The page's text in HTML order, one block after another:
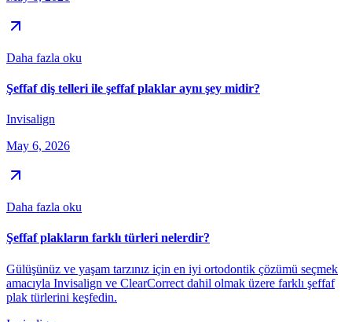
Daha fazla oku
Şeffaf diş telleri ile şeffaf plaklar aynı şey midir?
Invisalign
May 6, 2026
Daha fazla oku
Şeffaf plakların farklı türleri nelerdir?
Gülüşünüz ve yaşam tarzınız için en iyi ortodontik çözümü seçmek
amacıyla Invisalign ve ClearCorrect dahil olmak üzere farklı şeffaf
plak türlerini keşfedin.